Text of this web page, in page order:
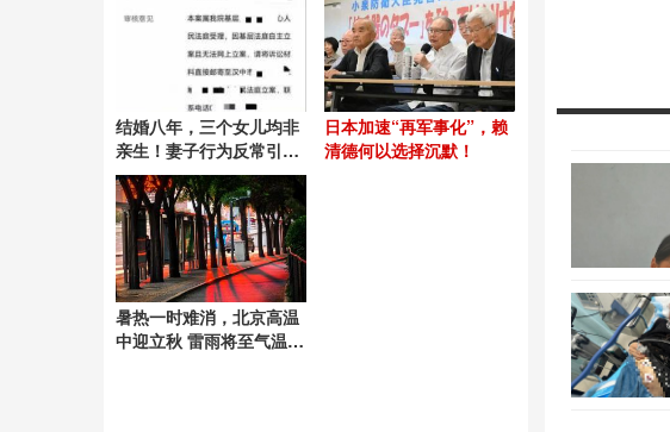
结婚八年，三个女儿均非
亲生！妻子行为反常引疑
云
日本加速“再军事化”，赖
清德何以选择沉默！
暑热一时难消，北京高温
中迎立秋 雷雨将至气温仍